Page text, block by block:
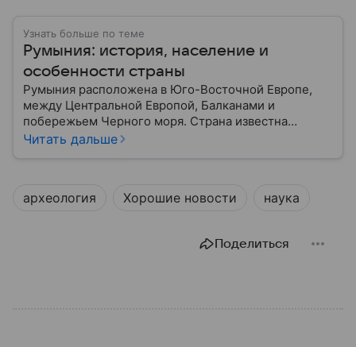
Узнать больше по теме
Румыния: история, население и
особенности страны
Румыния расположена в Юго-Восточной Европе,
между Центральной Европой, Балканами и
побережьем Черного моря. Страна известна
богатой историей, живописными Карпатскими
Читать дальше
археология Хорошие новости наука
Поделиться